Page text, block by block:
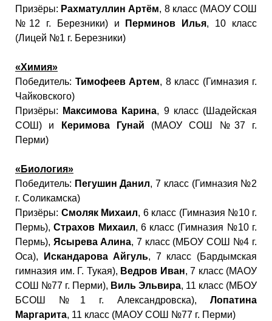
Призёры: Рахматуллин Артём, 8 класс (МАОУ СОШ
№12 г. Березники) и
Перминов Илья, 10 класс
(Лицей №1 г. Березники)
«Химия»
Победитель: Тимофеев Артем, 8 класс (Гимназия г.
Чайковского)
Призёры:
Максимова Карина, 9 класс (Шадейская
СОШ) и
Керимова Гунай (МАОУ СОШ №37 г.
Перми)
«Биология»
Победитель: Пегушин Данил, 7 класс (Гимназия №2
г. Соликамска)
Призёры: Смоляк Михаил, 6 класс (Гимназия №10 г.
Пермь),Страхов Михаил, 6 класс (Гимназия №10 г.
Пермь), Ясырева Алина, 7 класс (МБОУ СОШ №4 г.
Оса),
Искандарова Айгуль, 7 класс (Бардымская
гимназия им. Г. Тукая), Ведров Иван, 7 класс (МАОУ
СОШ №77 г. Перми), Виль Эльвира, 11 класс (МБОУ
БСОШ №1 г. Александровска), Лопатина
Маргарита, 11 класс (МАОУ СОШ №77 г. Перми)